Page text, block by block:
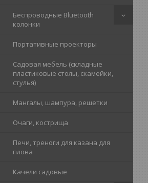
Беспроводные Bluetooth
колонки
Портативные проекторы
Садовая мебель (складные
пластиковые столы, скамейки,
стулья)
Мангалы, шампура, решетки
Очаги, кострища
Печи, треноги для казана для
плова
Качели садовые